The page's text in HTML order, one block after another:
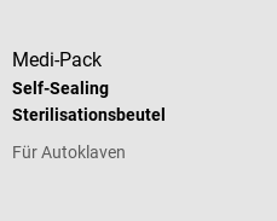
Medi-Pack
Self-Sealing
Sterilisationsbeutel
Für Autoklaven